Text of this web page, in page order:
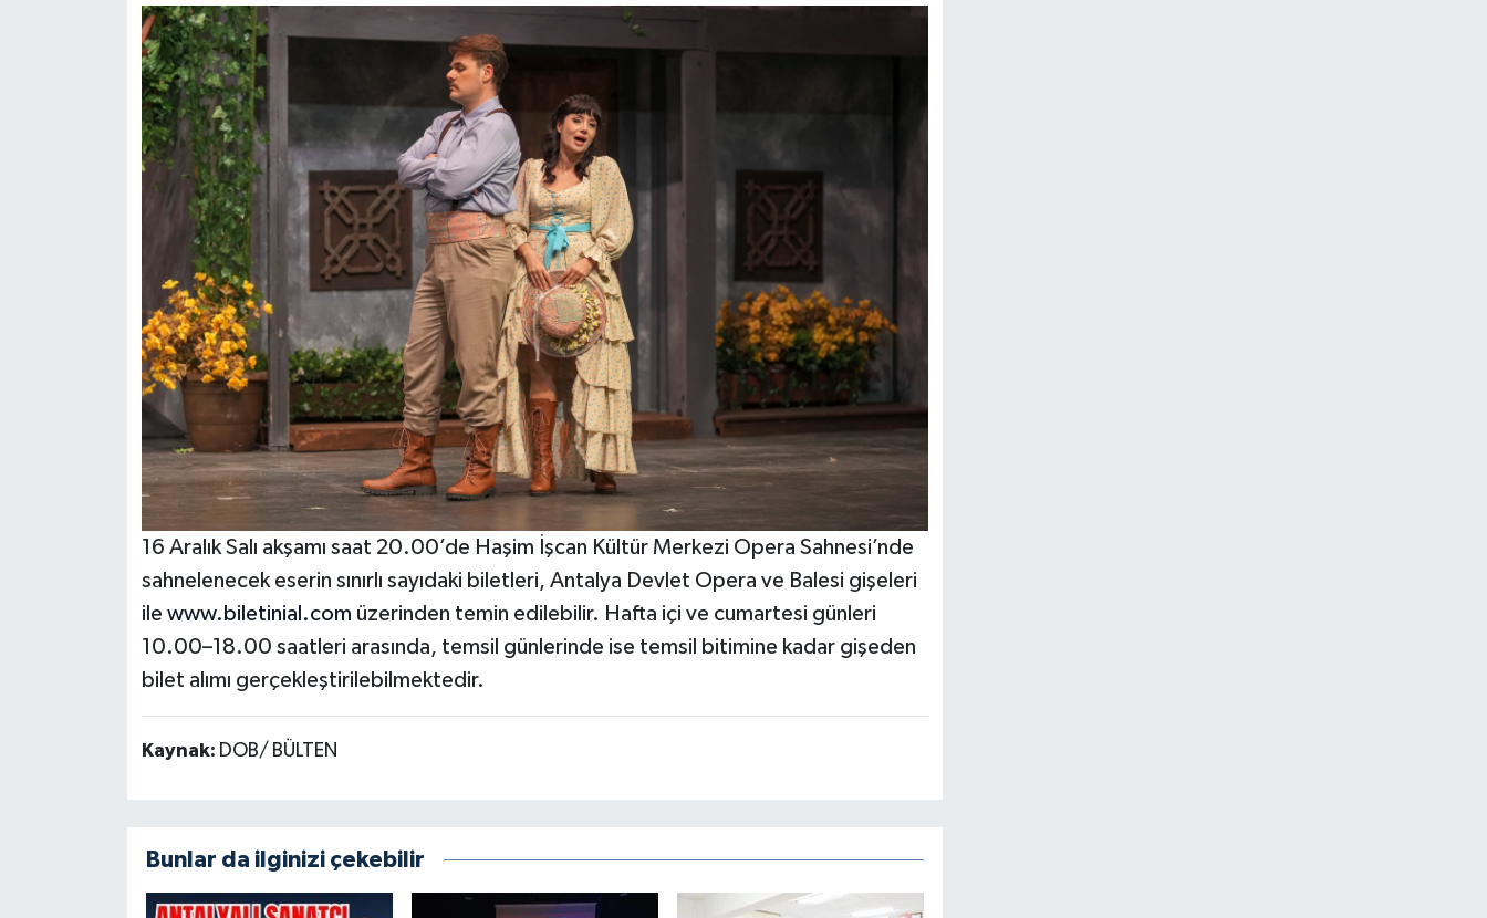
16 Aralık Salı akşamı saat 20.00’de Haşim İşcan Kültür Merkezi Opera Sahnesi’nde
sahnelenecek eserin sınırlı sayıdaki biletleri, Antalya Devlet Opera ve Balesi gişeleri
ile www.biletinial.com üzerinden temin edilebilir. Hafta içi ve cumartesi günleri
10.00–18.00 saatleri arasında, temsil günlerinde ise temsil bitimine kadar gişeden
bilet alımı gerçekleştirilebilmektedir.
Kaynak: DOB/ BÜLTEN
Bunlar da ilginizi çekebilir